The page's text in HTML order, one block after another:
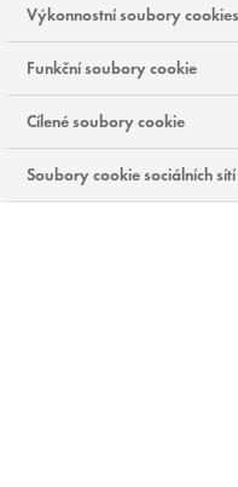
Výkonnostní soubory cookies
Funkční soubory cookie
Cílené soubory cookie
Soubory cookie sociálních sítí